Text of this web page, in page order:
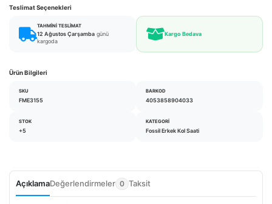
Teslimat Seçenekleri
TAHMINI TESLIMAT
12 Ağustos Çarşamba günü
kargoda
Kargo Bedava
Ürün Bilgileri
SKU
FME3155
BARKOD
4053858904033
STOK
+5
KATEGORI
Fossil Erkek Kol Saati
AçıklamaDeğerlendirmeler 0 Taksit